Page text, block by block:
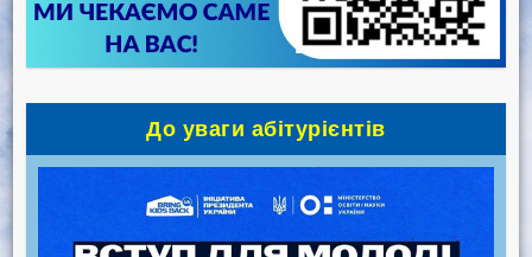
До уваги абітурієнтів